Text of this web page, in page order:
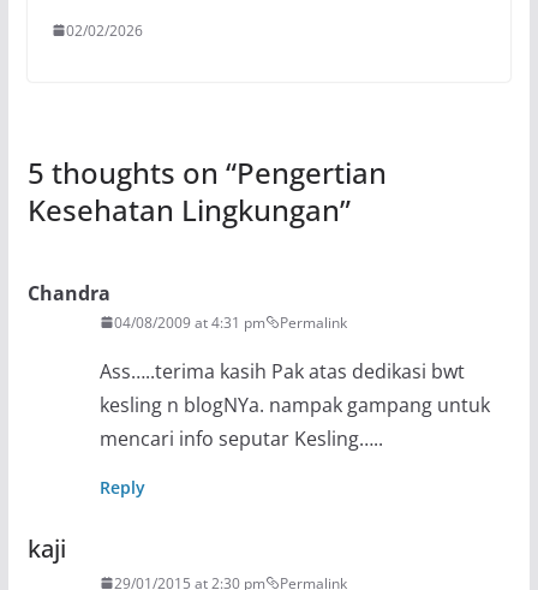
02/02/2026
5 thoughts on “Pengertian
Kesehatan Lingkungan”
Chandra
04/08/2009 at 4:31 pm Permalink
Ass…..terima kasih Pak atas dedikasi bwt
kesling n blogNYa. nampak gampang untuk
mencari info seputar Kesling…..
Reply
kaji
29/01/2015 at 2:30 pm Permalink